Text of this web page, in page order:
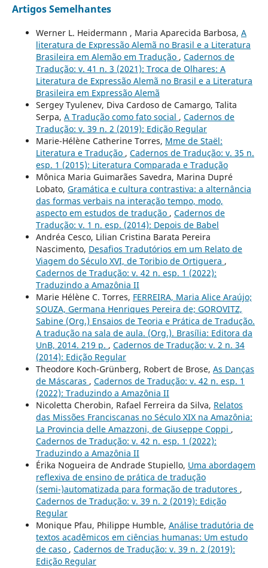
Artigos Semelhantes
Werner L. Heidermann , Maria Aparecida Barbosa, A
literatura de Expressão Alemã no Brasil e a Literatura
Brasileira em Alemão em Tradução , Cadernos de
Tradução: v. 41 n. 3 (2021): Troca de Olhares: A
Literatura de Expressão Alemã no Brasil e a Literatura
Brasileira em Expressão Alemã
Sergey Tyulenev, Diva Cardoso de Camargo, Talita
Serpa, A Tradução como fato social , Cadernos de
Tradução: v. 39 n. 2 (2019): Edição Regular
Marie-Hélène Catherine Torres, Mme de Staël:
Literatura e Tradução , Cadernos de Tradução: v. 35 n.
esp. 1 (2015): Literatura Comparada e Tradução
Mônica Maria Guimarães Savedra, Marina Dupré
Lobato, Gramática e cultura contrastiva: a alternância
das formas verbais na interação tempo, modo,
aspecto em estudos de tradução , Cadernos de
Tradução: v. 1 n. esp. (2014): Depois de Babel
Andréa Cesco, Lilian Cristina Barata Pereira
Nascimento, Desafios Tradutórios em um Relato de
Viagem do Século XVI, de Toribio de Ortiguera ,
Cadernos de Tradução: v. 42 n. esp. 1 (2022):
Traduzindo a Amazônia II
Marie Hélène C. Torres, FERREIRA, Maria Alice Araújo;
SOUZA, Germana Henriques Pereira de; GOROVITZ,
Sabine (Org.) Ensaios de Teoria e Prática de Tradução.
A tradução na sala de aula. (Org.). Brasília: Editora da
UnB, 2014. 219 p. , Cadernos de Tradução: v. 2 n. 34
(2014): Edição Regular
Theodore Koch-Grünberg, Robert de Brose, As Danças
de Máscaras , Cadernos de Tradução: v. 42 n. esp. 1
(2022): Traduzindo a Amazônia II
Nicoletta Cherobin, Rafael Ferreira da Silva, Relatos
das Missões Franciscanas no Século XIX na Amazônia:
La Provincia delle Amazzoni, de Giuseppe Coppi ,
Cadernos de Tradução: v. 42 n. esp. 1 (2022):
Traduzindo a Amazônia II
Érika Nogueira de Andrade Stupiello, Uma abordagem
reflexiva de ensino de prática de tradução
(semi-)automatizada para formação de tradutores ,
Cadernos de Tradução: v. 39 n. 2 (2019): Edição
Regular
Monique Pfau, Philippe Humble, Análise tradutória de
textos acadêmicos em ciências humanas: Um estudo
de caso , Cadernos de Tradução: v. 39 n. 2 (2019):
Edição Regular